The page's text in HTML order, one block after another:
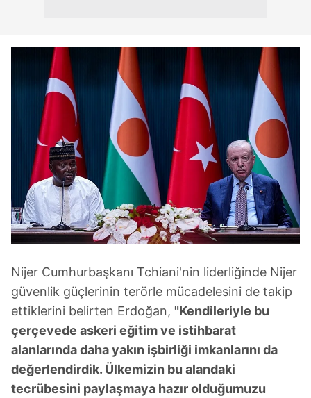
Nijer Cumhurbaşkanı Tchiani'nin liderliğinde Nijer
güvenlik güçlerinin terörle mücadelesini de takip
ettiklerini belirten Erdoğan, "Kendileriyle bu
çerçevede askeri eğitim ve istihbarat
alanlarında daha yakın işbirliği imkanlarını da
değerlendirdik. Ülkemizin bu alandaki
tecrübesini paylaşmaya hazır olduğumuzu